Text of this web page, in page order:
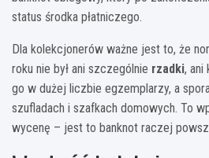
status środka płatniczego.
Dla kolekcjonerów ważne jest to, że
roku nie był ani szczególnie rzadki, ani
go w dużej liczbie egzemplarzy, a
szufladach i szafkach domowych. To
wycenę – jest to banknot raczej